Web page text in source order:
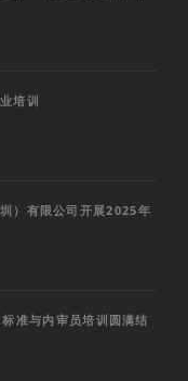
培训
）有限公司开展2025年
准与内审员培训圆满结